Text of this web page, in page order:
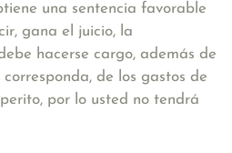
una sentencia favorable
gana el juicio, la
hacerse cargo, además de
de los gastos de
, por lo usted no tendrá